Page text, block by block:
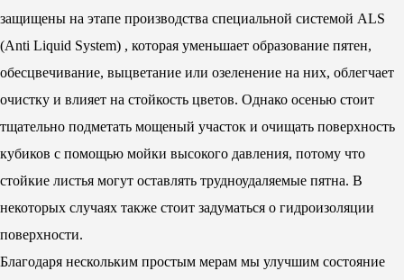
защищены на этапе производства специальной системой ALS
(Anti Liquid System) , которая уменьшает образование пятен,
обесцвечивание, выцветание или озеленение на них, облегчает
очистку и влияет на стойкость цветов. Однако осенью стоит
тщательно подметать мощеный участок и очищать поверхность
кубиков с помощью мойки высокого давления, потому что
стойкие листья могут оставлять трудноудаляемые пятна. В
некоторых случаях также стоит задуматься о гидроизоляции
поверхности.
Благодаря нескольким простым мерам мы улучшим состояние